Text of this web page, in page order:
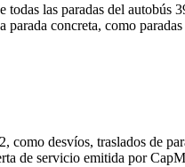
las paradas del
concreta, como
desvíos, traslados de
de servicio emitida por